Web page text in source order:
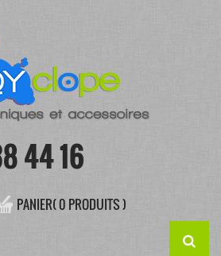
44 16
PANIER( 0 PRODUITS )